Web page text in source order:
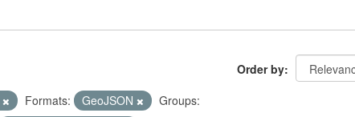
Order by
Formats: GeoJSON
Groups: